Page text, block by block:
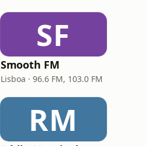
SF
Smooth FM
Lisboa · 96.6 FM, 103.0 FM
RM